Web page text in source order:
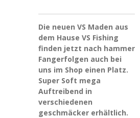
Die neuen VS Maden aus
dem Hause VS Fishing
finden jetzt nach hammer
Fangerfolgen auch bei
uns im Shop einen Platz.
Super Soft mega
Auftreibend in
verschiedenen
geschmäcker erhältlich.